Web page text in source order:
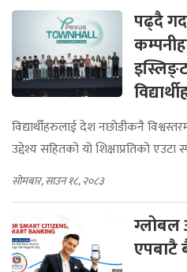
पढ्दै
विद्यार्थीहरुलाई देश नछोडीकनै
उद्देश्य सहितको यो शिक्षाप्रतिको एउटा
सोमबार, साउन १८, २०८३
एपबाटै